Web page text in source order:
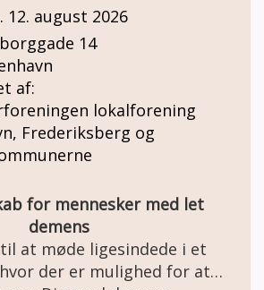
12. august 2026
14
af:
lokalforening
Frederiksberg og
for mennesker med let
demens
at møde ligesindede i et
der er mulighed for at